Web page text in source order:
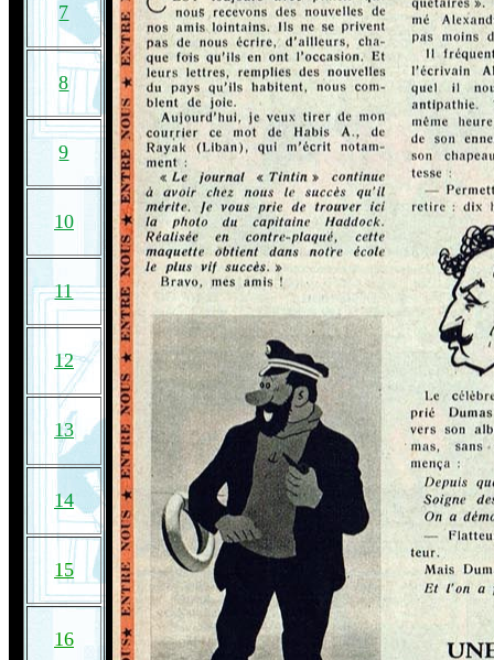
7
8
9
10
11
12
13
14
15
16